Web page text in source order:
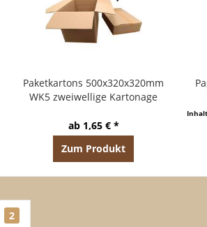
Paketkartons 500x320x320mm
WK5 zweiwellige Kartonage
ab 1,65 € *
Zum Produkt
2